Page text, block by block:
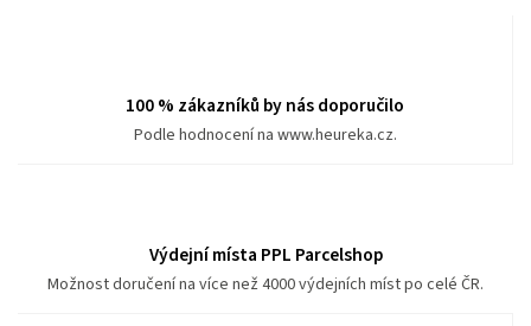
100 % zákazníků by nás doporučilo
Podle hodnocení na www.heureka.cz.
Výdejní místa PPL Parcelshop
Možnost doručení na více než 4000 výdejních míst po celé ČR.